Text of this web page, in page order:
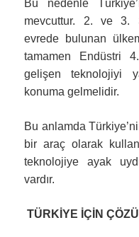
Bu nedenle
mevcuttur. 2. ve 3.
evrede bulunan
tamamen Endüstri
gelişen teknolojiyi
konuma gelmelidir.
Bu anlamda
bir araç olarak
teknolojiye ayak
vardır.
TÜRKİYE İÇİN